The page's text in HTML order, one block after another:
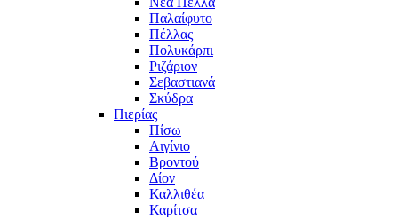
Παλαίφυτο
Πέλλας
Πολυκάρπι
Ριζάριον
Σεβαστιανά
Σκύδρα
Πιερίας
Πίσω
Αιγίνιο
Βροντού
Δίον
Καλλιθέα
Καρίτσα